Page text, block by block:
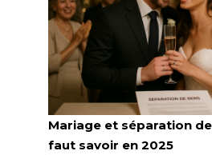
Mariage et séparation de
faut savoir en 2025